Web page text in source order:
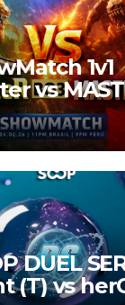
1v1
vs
DUEL
(T) vs